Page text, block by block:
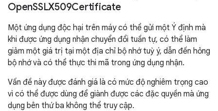
OpenSSLX509Certificate
Một ứng dụng độc hại trên máy có thể gửi một Ý định mà
khi được ứng dụng nhận chuyển đổi tuần tự, có thể làm
giảm một giá trị tại một địa chỉ bộ nhớ tuỳ ý, dẫn đến hỏng
bộ nhớ và có thể thực thi mã trong ứng dụng nhận.
Vấn đề này được đánh giá là có mức độ nghiêm trọng cao
vì có thể được dùng để giành được các đặc quyền mà ứng
dụng bên thứ ba không thể truy cập.